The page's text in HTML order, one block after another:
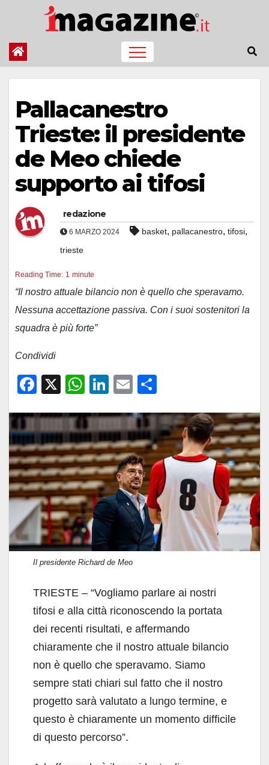
contenuto
Pallacanestro
Trieste: il presidente
de Meo chiede
supporto ai tifosi
redazione
6 MARZO 2024 basket, pallacanestro, tifosi,
trieste
Reading Time: 1 minute
“Il nostro attuale bilancio non è quello che speravamo.
Nessuna accettazione passiva. Con i suoi sostenitori la
squadra è più forte”
Condividi
F
c
e
b
o
o
k
X
W
at
s
A
p
p
Li
k
e
dI
n
E
ail n
di
vi
di
Il presidente Richard de Meo
TRIESTE – “Vogliamo parlare ai nostri
tifosi e alla città riconoscendo la portata
dei recenti risultati, e affermando
chiaramente che il nostro attuale bilancio
non è quello che speravamo. Siamo
sempre stati chiari sul fatto che il nostro
progetto sarà valutato a lungo termine, e
questo è chiaramente un momento difficile
di questo percorso”.